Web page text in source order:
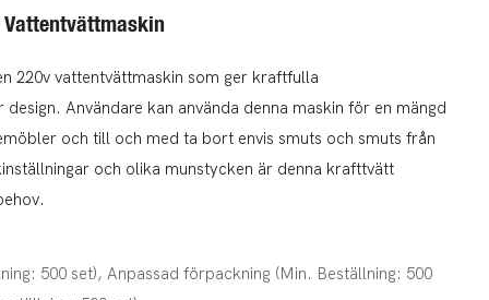
220v vattentvättmaskin som ger kraftfulla
Användare kan använda denna maskin för en mängd
och till och med ta bort envis smuts och smuts från
och olika munstycken är denna krafttvätt
500 set), Anpassad förpackning (Min. Beställning: 500